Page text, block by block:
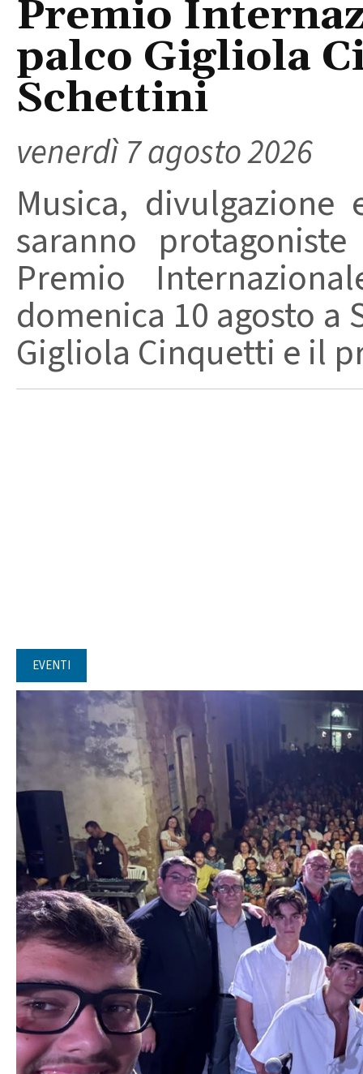
Premio
palco Gigliola
Schettini
venerdì 7 agosto 2026
Musica,
saranno
Premio
domenica 10 agosto
Gigliola Cinquetti e il
EVENTI